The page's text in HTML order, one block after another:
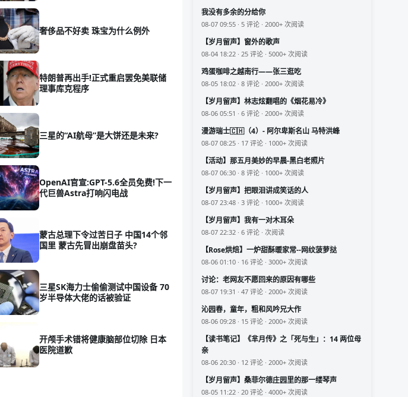
奢侈品不好卖 珠宝为什么例外
特朗普再出手!正式重启罢免美联储
理事库克程序
三星的“AI航母”是大饼还是未来?
OpenAI官宣:GPT-5.6全员免费!下一
代巨兽Astra打响闪电战
蒙古总理下令过苦日子 中国14个邻
国里 蒙古先冒出崩盘苗头?
三星SK海力士偷偷测试中国设备 70
岁半导体大佬的话被验证
开颅手术错将健康脑部位切除 日本
医院道歉
我没有多余的分给你
08-07 09:55 · 5 评论 · 2000+ 次阅读
【岁月留声】窗外的歌声
08-04 18:22 · 25 评论 · 5000+ 次阅读
鸡蛋咖啡之越南行——张三逛吃
08-05 18:02 · 8 评论 · 2000+ 次阅读
【岁月留声】林志炫翻唱的《烟花易冷》
08-06 05:51 · 6 评论 · 2000+ 次阅读
漫游瑞士🇨🇭（4）- 阿尔卑斯名山 马特洪峰
08-07 08:25 · 17 评论 · 1000+ 次阅读
【活动】那五月美妙的早晨-黑白老照片
08-07 06:30 · 8 评论 · 1000+ 次阅读
【岁月留声】把眼泪讲成笑话的人
08-07 23:48 · 3 评论 · 1000+ 次阅读
【岁月留声】我有一对木耳朵
08-07 22:32 · 6 评论 · 次阅读
【Rose烘焙】一炉甜酥暖家常--网纹菠萝挞
08-06 01:10 · 16 评论 · 3000+ 次阅读
讨论：老网友不愿回来的原因有哪些
08-07 19:31 · 47 评论 · 2000+ 次阅读
沁园春，童年，粗和风吟兄大作
08-06 09:28 · 15 评论 · 2000+ 次阅读
【读书笔记】《芈月传》之「死与生」：14 两位母
亲
08-06 20:30 · 12 评论 · 2000+ 次阅读
【岁月留声】桑菲尔德庄园里的那一缕琴声
08-05 11:22 · 20 评论 · 4000+ 次阅读